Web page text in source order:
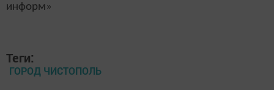
информ»
Теги:
ГОРОД ЧИСТОПОЛЬ